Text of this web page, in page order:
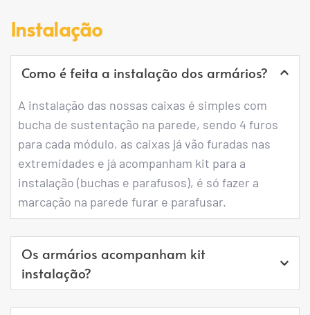
Instalação
Como é feita a instalação dos armários?
A instalação das nossas caixas é simples com
bucha de sustentação na parede, sendo 4 furos
para cada módulo, as caixas já vão furadas nas
extremidades e já acompanham kit para a
instalação (buchas e parafusos), é só fazer a
marcação na parede furar e parafusar.
Os armários acompanham kit
instalação?
Os armários para correspondência acompanham